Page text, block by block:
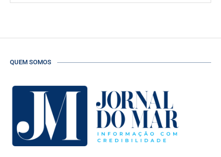
QUEM SOMOS